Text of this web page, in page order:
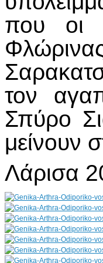
που οι
τον
Σπύρο
μείνουν
Λάρισα